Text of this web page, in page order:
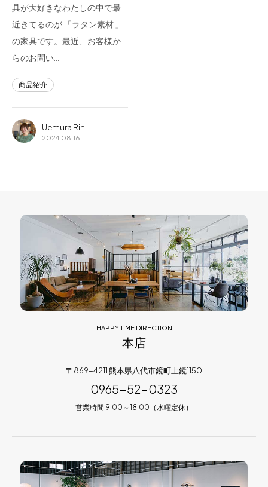
具が大好きなわたしの中で最
近きてるのが 「ラタン素材 」
の家具です。最近、お客様か
らのお問い…
商品紹介
Uemura Rin
2024.08.16
HAPPY TIME DIRECTION
本店
〒869-4211 熊本県八代市鏡町上鏡1150
0965-52-0323
営業時間 9:00～18:00（水曜定休）